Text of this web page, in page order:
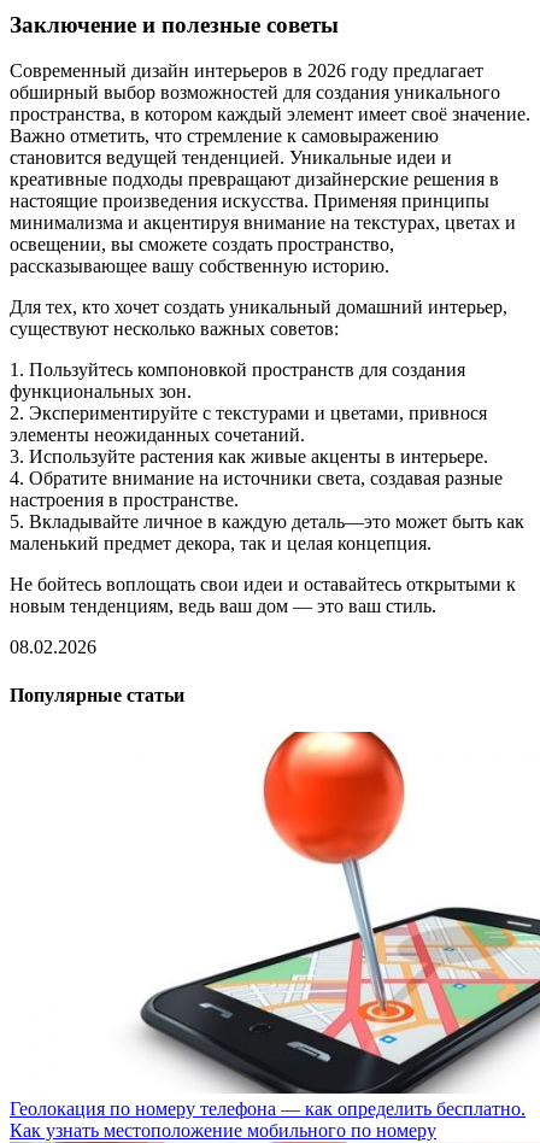
Заключение и полезные советы
Современный дизайн интерьеров в 2026 году предлагает
обширный выбор возможностей для создания уникального
пространства, в котором каждый элемент имеет своё значение.
Важно отметить, что стремление к самовыражению
становится ведущей тенденцией. Уникальные идеи и
креативные подходы превращают дизайнерские решения в
настоящие произведения искусства. Применяя принципы
минимализма и акцентируя внимание на текстурах, цветах и
освещении, вы сможете создать пространство,
рассказывающее вашу собственную историю.
Для тех, кто хочет создать уникальный домашний интерьер,
существуют несколько важных советов:
1. Пользуйтесь компоновкой пространств для создания
функциональных зон.
2. Экспериментируйте с текстурами и цветами, привнося
элементы неожиданных сочетаний.
3. Используйте растения как живые акценты в интерьере.
4. Обратите внимание на источники света, создавая разные
настроения в пространстве.
5. Вкладывайте личное в каждую деталь—это может быть как
маленький предмет декора, так и целая концепция.
Не бойтесь воплощать свои идеи и оставайтесь открытыми к
новым тенденциям, ведь ваш дом — это ваш стиль.
08.02.2026
Популярные статьи
Геолокация по номеру телефона — как определить бесплатно.
Как узнать местоположение мобильного по номеру